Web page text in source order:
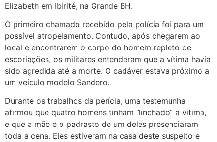
Elizabeth em Ibirité, na Grande BH.
O primeiro chamado recebido pela polícia foi para um
possível atropelamento. Contudo, após chegarem ao
local e encontrarem o corpo do homem repleto de
escoriações, os militares entenderam que a vítima havia
sido agredida até a morte. O cadáver estava próximo a
um veículo modelo Sandero.
Durante os trabalhos da perícia, uma testemunha
afirmou que quatro homens tinham “linchado” a vítima,
e que a mãe e o padrasto de um deles presenciaram
toda a cena. Eles estiveram na casa deste suspeito e